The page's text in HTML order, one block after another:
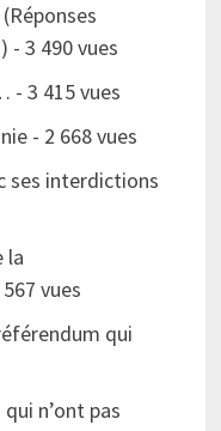
- 3 490 vues
- 3 415 vues
- 2 668 vues
ses interdictions
la
vues
qui
n’ont pas